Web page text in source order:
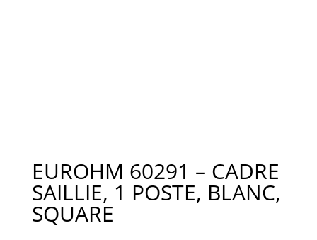
EUROHM 60291 – CADRE
SAILLIE, 1 POSTE, BLANC,
SQUARE